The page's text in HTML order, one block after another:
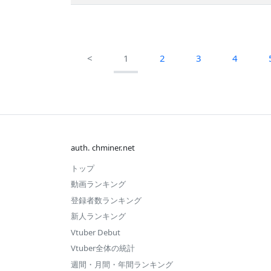
< 1 2 3 4
auth. chminer.net
トップ
動画ランキング
登録者数ランキング
新人ランキング
Vtuber Debut
Vtuber全体の統計
週間・月間・年間ランキング